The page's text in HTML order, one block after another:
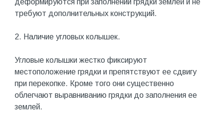
требуют дополнительных конструкций.
2. Наличие угловых колышек.
Угловые колышки жестко фиксируют
местоположение грядки и препятствуют ее сдвигу
при перекопке. Кроме того они существенно
облегчают выравниванию грядки до заполнения ее
землей.